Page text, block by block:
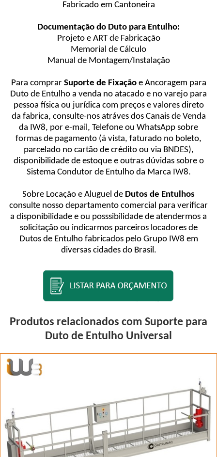
Fabricado em Cantoneira
Documentação do Duto para Entulho:
Projeto e ART de Fabricação
Memorial de Cálculo
Manual de Montagem/Instalação
Para comprar Suporte de Fixaçãoe Ancoragem para
Duto de Entulho a venda no atacado e no varejo para
pessoa física ou jurídica com preços e valores direto
da fabrica, consulte-nos atráves dos Canais de Venda
da IW8, por e-mail, Telefone ou WhatsApp sobre
formas de pagamento (á vista, faturado no boleto,
parcelado no cartão de crédito ou via BNDES),
disponibilidade de estoque e outras dúvidas sobre o
Sistema Condutor de Entulho da Marca IW8.
Sobre Locação e Aluguel de Dutos de Entulhos
consulte nosso departamento comercial para verificar
a disponibilidade e ou posssibilidade de atendermos a
solicitação ou indicarmos parceiros locadores de
Dutos de Entulho fabricados pelo Grupo IW8 em
diversas cidades do Brasil.
Produtos relacionados com Suporte para
Duto de Entulho Universal